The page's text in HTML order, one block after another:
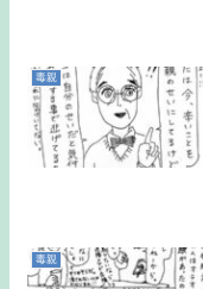
毒親
毒親